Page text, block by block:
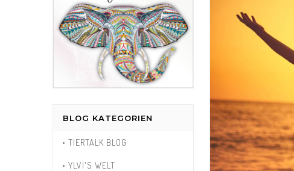
BLOG KATEGORIEN
• TIERTALK BLOG
• YLVI'S WELT